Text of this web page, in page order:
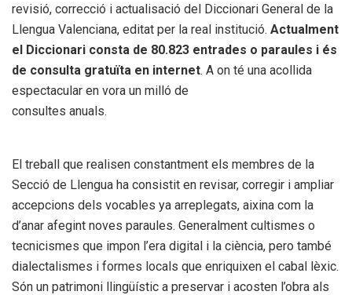
revisió, correcció i actualisació del Diccionari General de la
Llengua Valenciana, editat per la real institució. Actualment
el Diccionari consta de 80.823 entrades o paraules i és
de consulta gratuïta en internet. A on té una acollida
espectacular en vora un milló de
consultes anuals.
El treball que realisen constantment els membres de la
Secció de Llengua ha consistit en revisar, corregir i ampliar
accepcions dels vocables ya arreplegats, aixina com la
d’anar afegint noves paraules. Generalment cultismes o
tecnicismes que impon l’era digital i la ciència, pero també
dialectalismes i formes locals que enriquixen el cabal lèxic.
Són un patrimoni llingüístic a preservar i acosten l’obra als